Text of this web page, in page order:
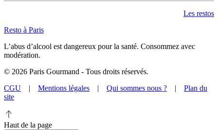
Les restos
Resto à Paris
L’abus d’alcool est dangereux pour la santé. Consommez avec
modération.
© 2026 Paris Gourmand - Tous droits réservés.
CGU | Mentions légales | Qui sommes nous ? | Plan du
site
Haut de la page